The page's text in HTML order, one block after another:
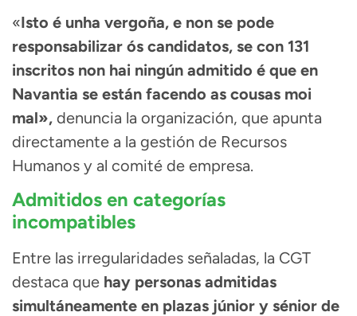
«Isto é unha vergoña, e non se pode
responsabilizar ós candidatos, se con 131
inscritos non hai ningún admitido é que en
Navantia se están facendo as cousas moi
mal», denuncia la organización, que apunta
directamente a la gestión de Recursos
Humanos y al comité de empresa.
Admitidos en categorías
incompatibles
Entre las irregularidades señaladas, la CGT
destaca que hay personas admitidas
simultáneamente en plazas júnior y sénior de